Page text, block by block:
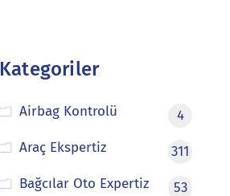
Kategoriler
Airbag Kontrolü
4
Araç Ekspertiz
311
Bağcılar Oto Expertiz
53